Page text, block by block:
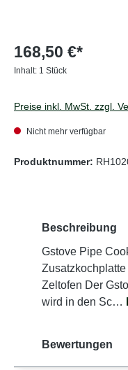
168,50 €*
Inhalt: 1 Stück
Preise inkl. MwSt. zzgl.
Nicht mehr verfügbar
Produktnummer:
Beschreibung
Gstove Pipe
Zeltofen Der
wird in den Sc…
Bewertungen